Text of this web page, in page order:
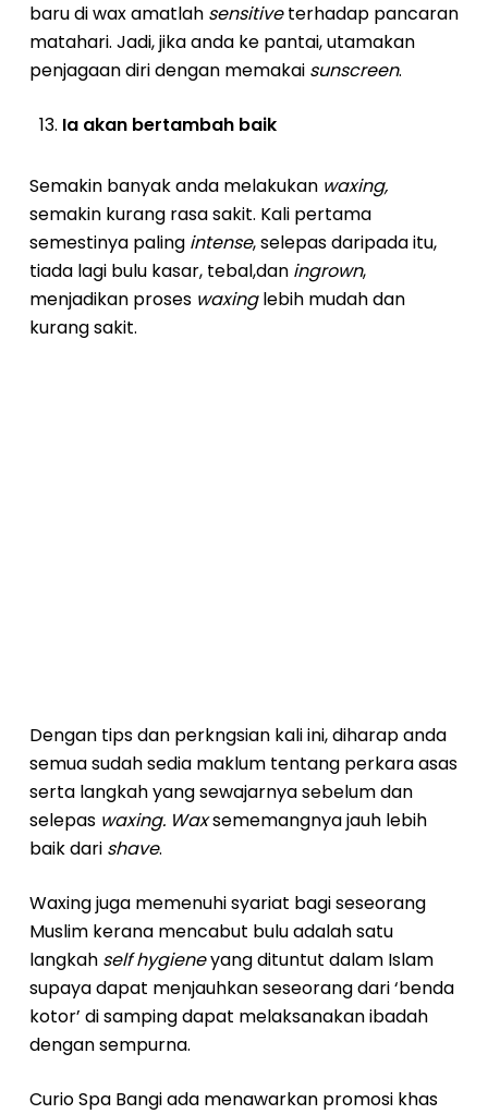
baru di wax amatlah sensitiveterhadap pancaran
matahari. Jadi, jika anda ke pantai, utamakan
penjagaan diri dengan memakai sunscreen.
Ia akan bertambah baik
Semakin banyak anda melakukan waxing,
semakin kurang rasa sakit. Kali pertama
semestinya paling intense, selepas daripada itu,
tiada lagi bulu kasar, tebal,dan ingrown,
menjadikan proses waxinglebih mudah dan
kurang sakit.
Dengan tips dan perkngsian kali ini, diharap anda
semua sudah sedia maklum tentang perkara asas
serta langkah yang sewajarnya sebelum dan
selepas waxing. Waxsememangnya jauh lebih
baik dari shave.
Waxing juga memenuhi syariat bagi seseorang
Muslim kerana mencabut bulu adalah satu
langkah self hygieneyang dituntut dalam Islam
supaya dapat menjauhkan seseorang dari ‘benda
kotor’ di samping dapat melaksanakan ibadah
dengan sempurna.
Curio Spa Bangi ada menawarkan promosi khas